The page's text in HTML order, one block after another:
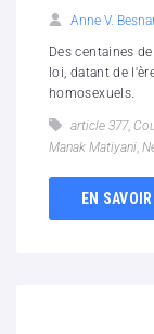
Anne V.
Des centaines
loi, datant de
homosexuels.
article 377,
Manak Matiyani,
EN